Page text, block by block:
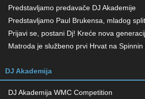
Predstavljamo predavače DJ Akademije
Predstavljamo Paul Brukensa, mladog
Prijavi se, postani Dj! Kreće nova
Matroda je službeno prvi Hrvat na Spinnin
DJ Akademija
DJ Akademija WMC Competition